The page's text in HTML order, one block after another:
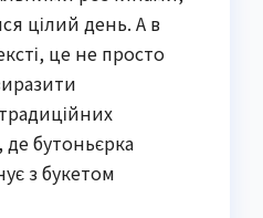
цілий день. А в
це не просто
де бутоньєрка
з букетом